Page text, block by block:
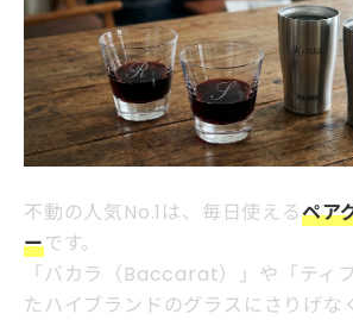
不動の人気No.1は、毎日使えるペア
ーです。
「バカラ（Baccarat）」や「ティ
たハイブランドのグラスにさりげな